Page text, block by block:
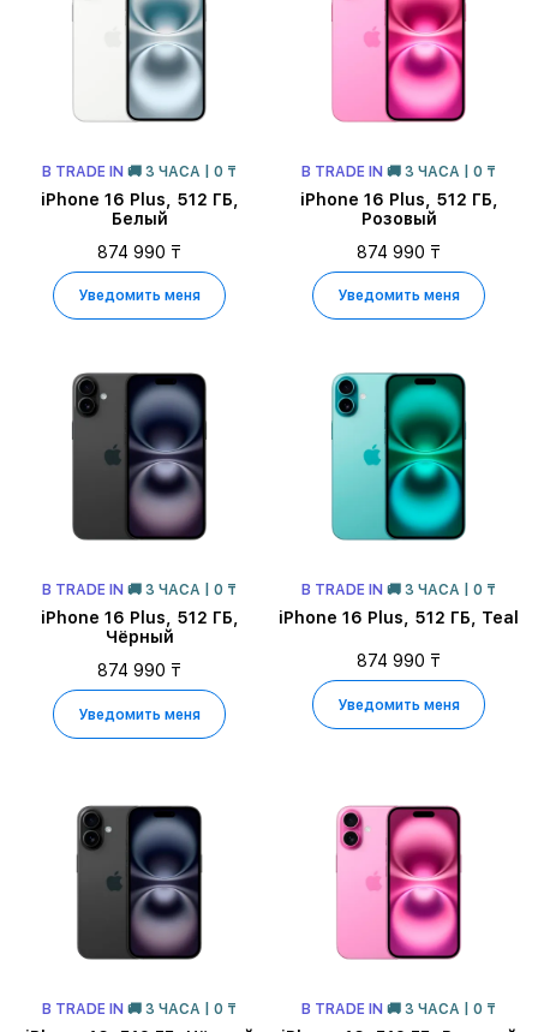
В TRADE IN 🚚 3 ЧАСА | 0 ₸
iPhone 16 Plus, 512 ГБ,
Белый
874 990 ₸
Уведомить меня
В TRADE IN 🚚 3 ЧАСА | 0 ₸
iPhone 16 Plus, 512 ГБ,
Розовый
874 990 ₸
Уведомить меня
В TRADE IN 🚚 3 ЧАСА | 0 ₸
iPhone 16 Plus, 512 ГБ,
Чёрный
874 990 ₸
Уведомить меня
В TRADE IN 🚚 3 ЧАСА | 0 ₸
iPhone 16 Plus, 512 ГБ, Teal
874 990 ₸
Уведомить меня
В TRADE IN 🚚 3 ЧАСА | 0 ₸ В TRADE IN 🚚 3 ЧАСА | 0 ₸